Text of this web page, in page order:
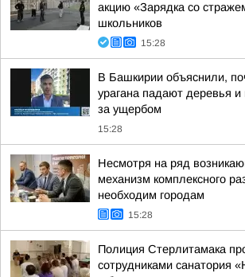
акцию «Зарядка со
школьников
15:28
В Башкирии объяснили,
урагана падают деревья и
за ущербом
15:28
Несмотря на ряд
механизм комплексного
необходим городам
15:28
Полиция Стерлитамака
сотрудниками санатория